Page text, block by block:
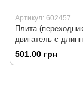
Артикул: 602457
Плита
двигатель с
коленвалом -
501.00 грн